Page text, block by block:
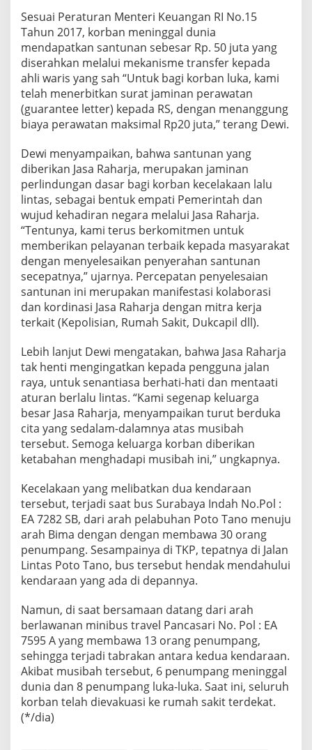
a
n
T
r
a
v
e
l
a
c
a
s
r
d
i
S
u
m
b
a
w
B
a
r
a
t
Sesuai Peraturan Menteri Keuangan RI No.15
Tahun 2017, korban meninggal dunia
mendapatkan santunan sebesar Rp. 50 juta yang
diserahkan melalui mekanisme transfer kepada
ahli waris yang sah “Untuk bagi korban luka, kami
telah menerbitkan surat jaminan perawatan
(guarantee letter) kepada RS, dengan menanggung
biaya perawatan maksimal Rp20 juta,” terang Dewi.
Dewi menyampaikan, bahwa santunan yang
diberikan Jasa Raharja, merupakan jaminan
perlindungan dasar bagi korban kecelakaan lalu
lintas, sebagai bentuk empati Pemerintah dan
wujud kehadiran negara melalui Jasa Raharja.
“Tentunya, kami terus berkomitmen untuk
memberikan pelayanan terbaik kepada masyarakat
dengan menyelesaikan penyerahan santunan
secepatnya,” ujarnya. Percepatan penyelesaian
santunan ini merupakan manifestasi kolaborasi
dan kordinasi Jasa Raharja dengan mitra kerja
terkait (Kepolisian, Rumah Sakit, Dukcapil dll).
Lebih lanjut Dewi mengatakan, bahwa Jasa Raharja
tak henti mengingatkan kepada pengguna jalan
raya, untuk senantiasa berhati-hati dan mentaati
aturan berlalu lintas. “Kami segenap keluarga
besar Jasa Raharja, menyampaikan turut berduka
cita yang sedalam-dalamnya atas musibah
tersebut. Semoga keluarga korban diberikan
ketabahan menghadapi musibah ini,” ungkapnya.
Kecelakaan yang melibatkan dua kendaraan
tersebut, terjadi saat bus Surabaya Indah No.Pol :
EA 7282 SB, dari arah pelabuhan Poto Tano menuju
arah Bima dengan dengan membawa 30 orang
penumpang. Sesampainya di TKP, tepatnya di Jalan
Lintas Poto Tano, bus tersebut hendak mendahului
kendaraan yang ada di depannya.
Namun, di saat bersamaan datang dari arah
berlawanan minibus travel Pancasari No. Pol : EA
7595 A yang membawa 13 orang penumpang,
sehingga terjadi tabrakan antara kedua kendaraan.
Akibat musibah tersebut, 6 penumpang meninggal
dunia dan 8 penumpang luka-luka. Saat ini, seluruh
korban telah dievakuasi ke rumah sakit terdekat.
(*/dia)